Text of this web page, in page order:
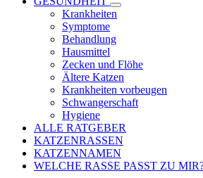
Krankheiten
Symptome
Behandlung
Hausmittel
Zecken und Flöhe
Ältere Katzen
Krankheiten vorbeugen
Schwangerschaft
Hygiene
ALLE RATGEBER
KATZENRASSEN
KATZENNAMEN
WELCHE RASSE PASST ZU